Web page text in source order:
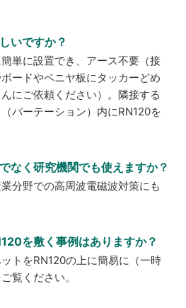
いですか？
単に設置でき、アース不要（接
ードやベニヤ板にタッカーどめ
にご依頼ください）。隣接する
パーテーション）内にRN120を
なく研究機関でも使えますか？
分野での高周波電磁波対策にも
を敷く事例はありますか？
トをRN120の上に簡易に（一時
覧ください。